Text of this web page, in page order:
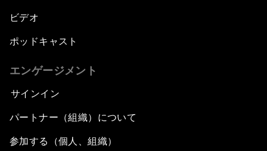
ビデオ
ポッドキャスト
エンゲージメント
サインイン
パートナー（組織）について
参加する（個人、組織）